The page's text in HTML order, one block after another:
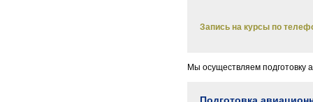
Запись на курсы по
Мы осуществляем подготовку